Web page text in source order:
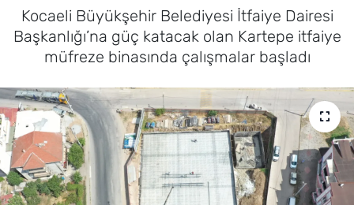
Kocaeli Büyükşehir Belediyesi İtfaiye Dairesi
Başkanlığı’na güç katacak olan Kartepe itfaiye
müfreze binasında çalışmalar başladı
3.SAYFA
EĞİTİM
SAĞLIK
YAŞAM
MAGAZİN
Süper Lig Puan Durumu ve Fikstür
Tüm Manşetler
Son Dakika Haberleri
Haber Arşivi